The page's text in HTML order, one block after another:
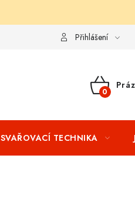
Splátkový prodej
Přihlášení
SVAŘOVACÍ TECHNIKA